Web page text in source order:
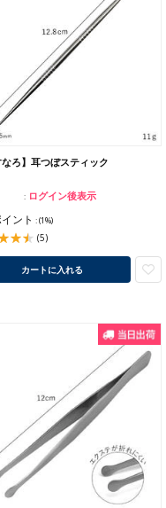
なろ】耳つぼスティック
ログイン後表示
ント :(1%)
(5)
カートに入れる